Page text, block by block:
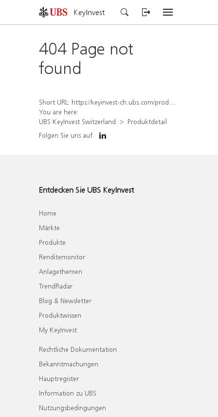
KeyInvest
404 Page not
found
Short URL: https://keyinvest-ch.ubs.com/produkt/detail/index/isin/CH1567049122
You are here:
UBS KeyInvest Switzerland
Produktdetail
Folgen Sie uns auf
Entdecken Sie UBS KeyInvest
Home
Märkte
Produkte
Renditemonitor
Anlagethemen
TrendRadar
Blog & Newsletter
Produktwissen
My KeyInvest
Rechtliche Dokumentation
Bekanntmachungen
Hauptregister
Information zu UBS
Nutzungsbedingungen